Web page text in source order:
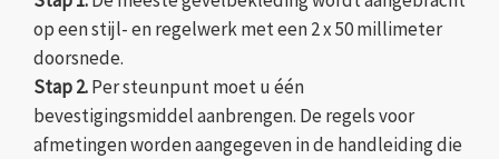
op een stijl- en regelwerk met een 2 x 50 millimeter
doorsnede.
Stap 2.Per steunpunt moet u één
bevestigingsmiddel aanbrengen. De regels voor
afmetingen worden aangegeven in de handleiding die